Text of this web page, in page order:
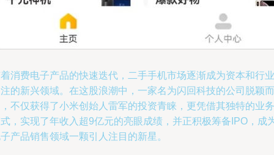
消费电子产品的快速迭代，二手手机市场逐渐成为资本和行业
的新兴领域。在这股浪潮中，一家名为闪回科技的公司脱颖而
不仅获得了小米创始人雷军的投资青睐，更凭借其独特的业务
，实现了年收入超9亿元的亮眼成绩，并正积极筹备IPO，成
产品销售领域一颗引人注目的新星。